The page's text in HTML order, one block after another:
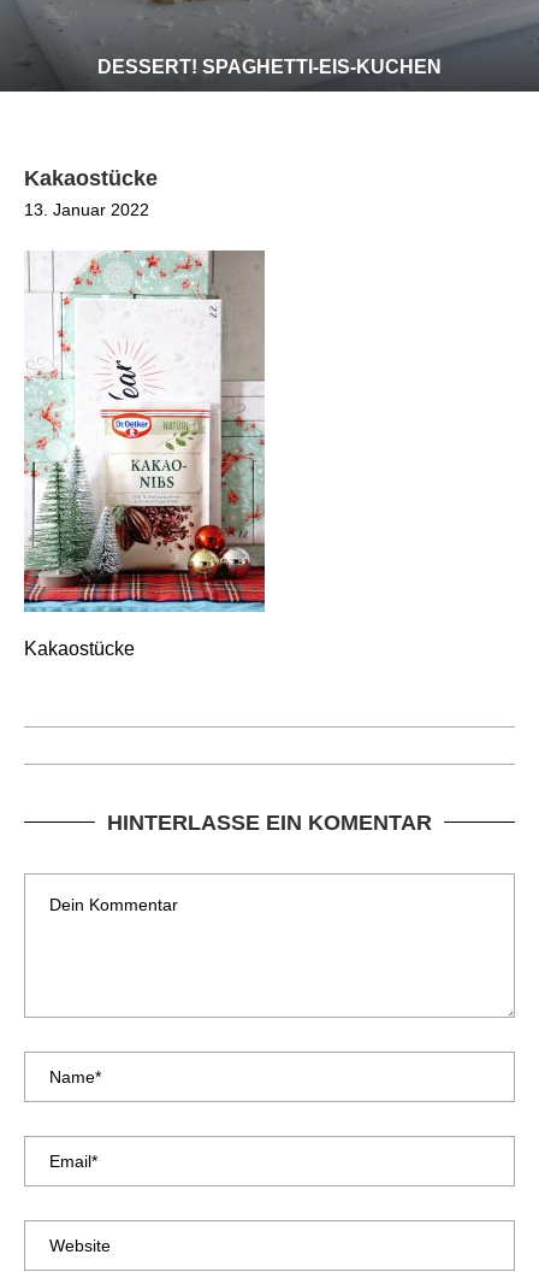
DESSERT! SPAGHETTI-EIS-KUCHEN
Kakaostücke
13. Januar 2022
Kakaostücke
HINTERLASSE EIN KOMENTAR